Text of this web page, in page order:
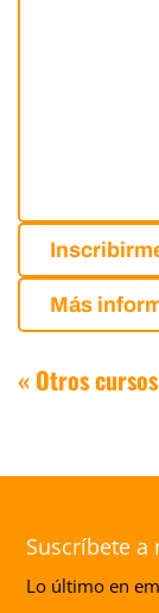
Más
« Otros cursos
Suscríbete
Lo último en